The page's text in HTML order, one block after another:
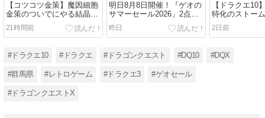
【コツコツ金策】魔因細胞
金策のついでにやる結晶金
策！未錬金の結晶装備に初
級錬金つける作業で+５０
万G
21時間前
明日8月8日開催！『ゲオの
サマーセール2026」2点同
時購入で500円引き！注目
はswitch版「ドラクエⅠ＆
Ⅱ」3,480円！
昨日
【ドラクエ10
特化のストー
備
2日前
#ドラクエ10 #ドラクエ #ドラゴンクエスト #DQ10 #DQX
#群馬県 #レトロゲーム #ドラクエ3 #ゲオセール
#ドラゴンクエストX